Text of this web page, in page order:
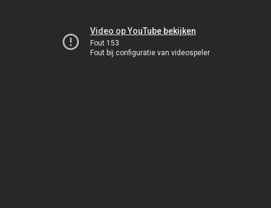
Video op YouTube bekijken
Fout 153
Fout bij configuratie van videospeler